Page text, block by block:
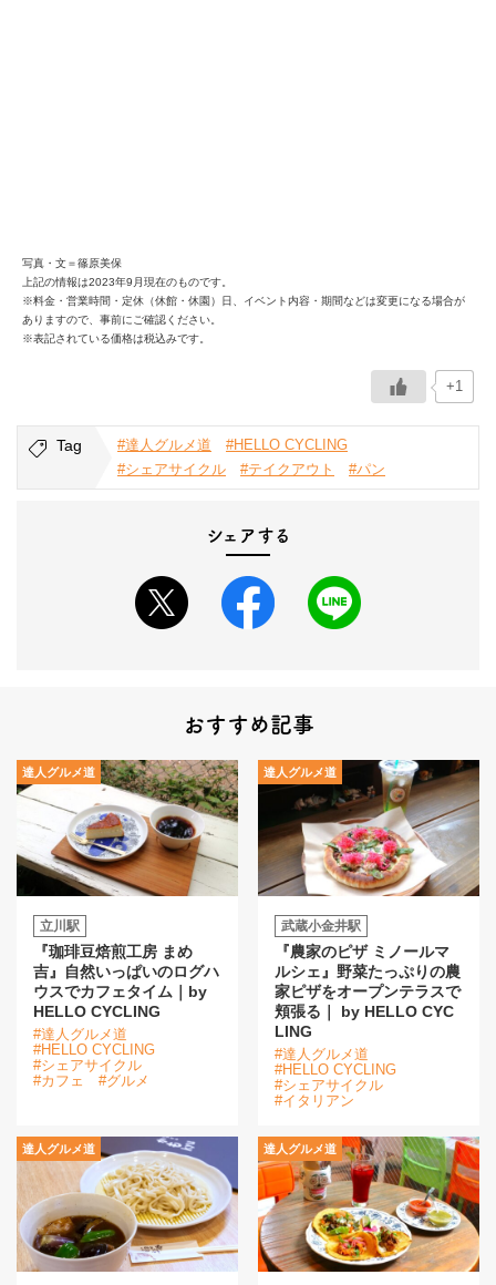
写真・文＝篠原美保
上記の情報は2023年9月現在のものです。
※料金・営業時間・定休（休館・休園）日、イベント内容・期間などは変更になる場合が
ありますので、事前にご確認ください。
※表記されている価格は税込みです。
+1
Tag #達人グルメ道
#HELLO CYCLING
#シェアサイクル
#テイクアウト #パン
シェアする
おすすめ記事
達人グルメ道
立川駅
『珈琲豆焙煎工房 まめ
吉』自然いっぱいのログハ
ウスでカフェタイム｜by
HELLO CYCLING
#達人グルメ道
#HELLO CYCLING
#シェアサイクル
#カフェ
#グルメ
達人グルメ道
武蔵小金井駅
『農家のピザ ミノールマ
ルシェ』野菜たっぷりの農
家ピザをオープンテラスで
頬張る｜ by HELLO CYC
LING
#達人グルメ道
#HELLO CYCLING
#シェアサイクル
#イタリアン
達人グルメ道 達人グルメ道